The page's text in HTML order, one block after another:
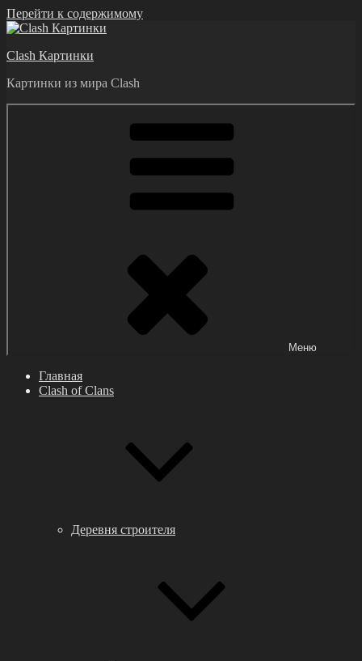
Перейти к содержимому
Clash Картинки
Картинки из мира Clash
Меню
Главная
Clash of Clans
Деревня строителя